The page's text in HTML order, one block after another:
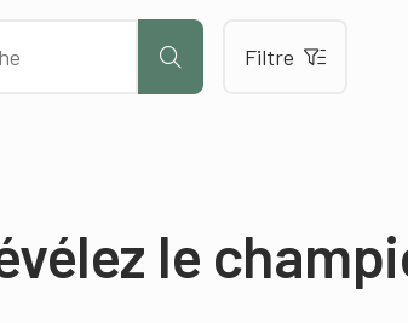
Filtre
le